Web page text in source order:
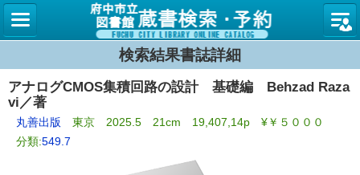
図書館
検索結果書誌詳細
アナログCMOS集積回路の設計 基礎編 Behzad Raza
vi／著
丸善出版 東京 2025.5 21cm 19,407,14p ¥￥５０００
分類:549.7